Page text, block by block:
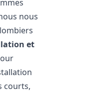
nous
et
courts,